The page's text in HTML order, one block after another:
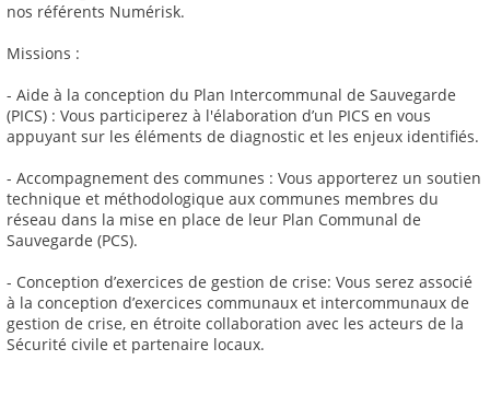
nos référents Numérisk.
Missions :
- Aide à la conception du Plan Intercommunal de Sauvegarde
(PICS) : Vous participerez à l'élaboration d’un PICS en vous
appuyant sur les éléments de diagnostic et les enjeux identifiés.
- Accompagnement des communes : Vous apporterez un soutien
technique et méthodologique aux communes membres du
réseau dans la mise en place de leur Plan Communal de
Sauvegarde (PCS).
- Conception d’exercices de gestion de crise: Vous serez associé
à la conception d’exercices communaux et intercommunaux de
gestion de crise, en étroite collaboration avec les acteurs de la
Sécurité civile et partenaire locaux.